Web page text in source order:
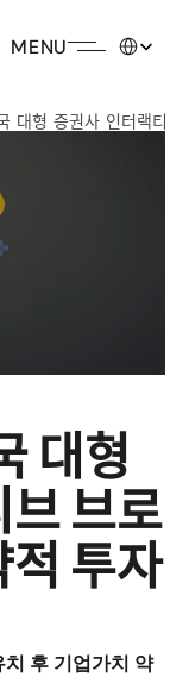
MENU
대형 증권사
대형
브로
투자
후 기업가치 약